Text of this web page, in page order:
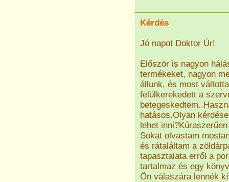
Kérdés
Jó napot Doktor Úr!
Először is nagyon
termékeket, nagyon
állunk, és most
felülkerekedett a
hatásos.Olyan
lehet
Sokat olvastam
és rátaláltam a
tapasztalata erről a
tartalmaz és egy
Ön válaszára lennék